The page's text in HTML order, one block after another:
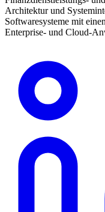
Architektur und
Softwaresysteme mit
Enterprise- und Cloud-